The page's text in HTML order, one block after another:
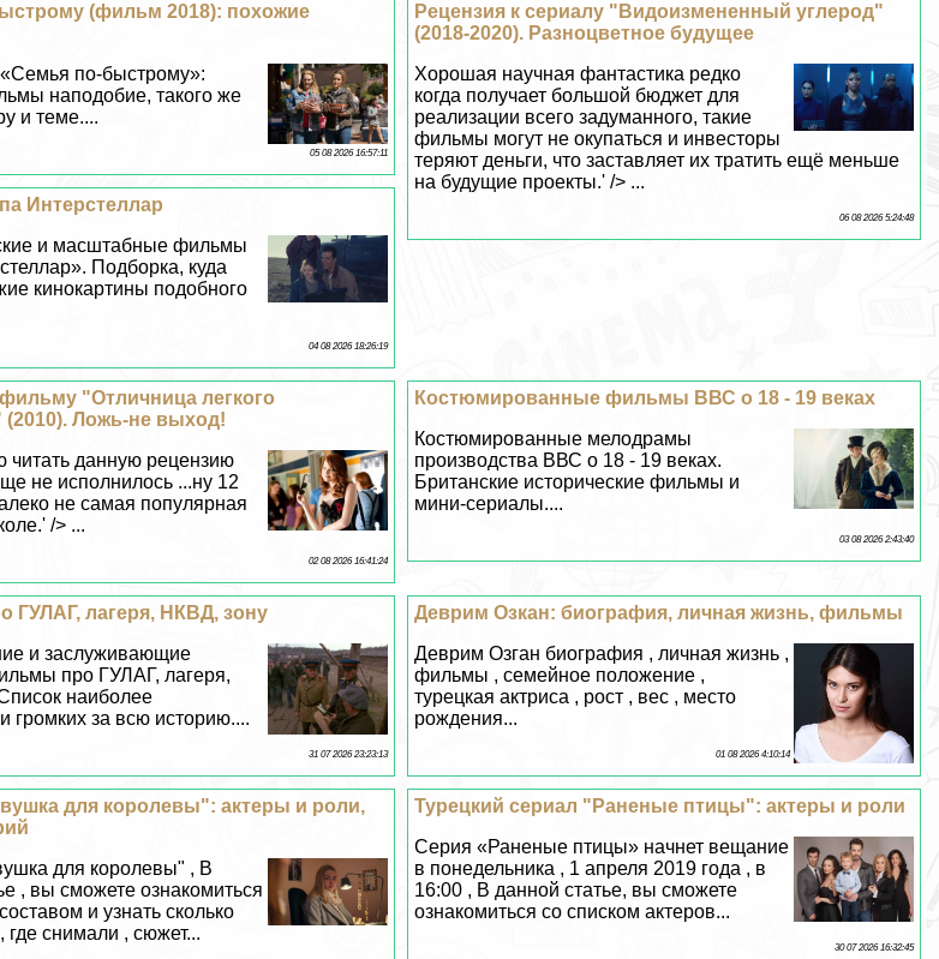
Рецензия к сериалу "Видоизмененный углерод"
(2018-2020). Разноцветное будущее
Хорошая научная фантастика редко
когда получает большой бюджет для
реализации всего задуманного, такие
фильмы могут не окупаться и инвесторы
теряют деньги, что заставляет их тратить ещё меньше
на будущие проекты.' /> ...
06 08 2026 5:24:48
(фильм 2018): похожие
по-быстрому»:
наподобие, такого же
и теме....
05 08 2026 16:57:11
Интерстеллар
и масштабные фильмы
Подборка, куда
кинокартины подобного
04 08 2026 18:26:19
Костюмированные фильмы ВВС о 18 - 19 веках
Костюмированные мелодрамы
производства ВВС о 18 - 19 веках.
Британские исторические фильмы и
мини-сериалы....
03 08 2026 2:43:40
"Отличница легкого
(2010). Ложь-не выход!
читать данную рецензию
не исполнилось ...ну 12
не самая популярная
/> ...
02 08 2026 16:41:24
Деврим Озкан: биография, личная жизнь, фильмы
Деврим Озган биография , личная жизнь ,
фильмы , семейное положение ,
турецкая актриса , рост , вес , место
рождения...
01 08 2026 4:10:14
ГУЛАГ, лагеря, НКВД, зону
и заслуживающие
про ГУЛАГ, лагеря,
наиболее
громких за всю историю....
31 07 2026 23:23:13
Турецкий сериал "Раненые птицы": актеры и роли
Серия «Раненые птицы» начнет вещание
в понедельника , 1 апреля 2019 года , в
16:00 , В данной статье, вы сможете
ознакомиться со списком актеров...
30 07 2026 16:32:45
для королевы": актеры и роли,
для королевы" , В
, вы сможете ознакомиться
и узнать сколько
где снимали , сюжет...